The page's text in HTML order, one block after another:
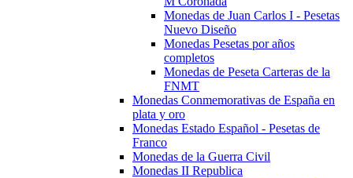
Monedas de Juan Carlos I - Pesetas
Nuevo Diseño
Monedas Pesetas por años
completos
Monedas de Peseta Carteras de la
FNMT
Monedas Conmemorativas de España en
plata y oro
Monedas Estado Español - Pesetas de
Franco
Monedas de la Guerra Civil
Monedas II Republica